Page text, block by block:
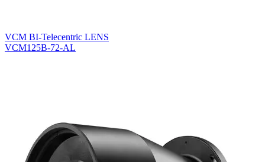
VCM BI-Telecentric LENS
VCM125B-72-AL